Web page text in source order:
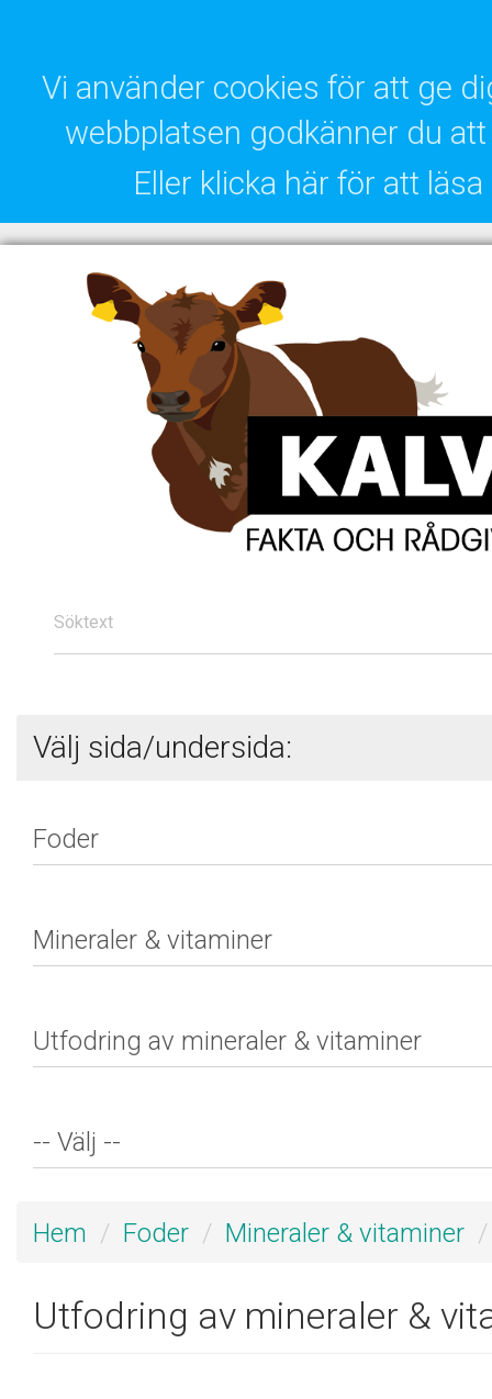
Vi använder cookies för att ge
webbplatsen godkänner du
Eller klicka här för att
Söktext
Välj sida/undersida:
Hem Foder Mineraler & vitaminer
Utfodring av mineraler &